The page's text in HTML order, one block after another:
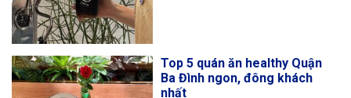
Top 5 quán ăn healthy Quận
Ba Đình ngon, đông khách
nhất